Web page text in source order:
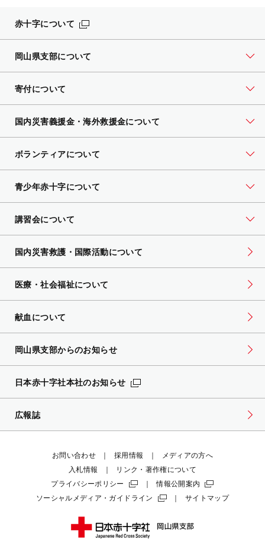
赤十字について
岡山県支部について
寄付について
国内災害義援金・海外救援金について
ボランティアについて
青少年赤十字について
講習会について
国内災害救護・国際活動について
医療・社会福祉について
献血について
岡山県支部からのお知らせ
日本赤十字社本社のお知らせ
広報誌
お問い合わせ 採用情報
メディアの方へ
入札情報
リンク・著作権について
プライバシーポリシー
情報公開案内
ソーシャルメディア・ガイドライン
サイトマップ